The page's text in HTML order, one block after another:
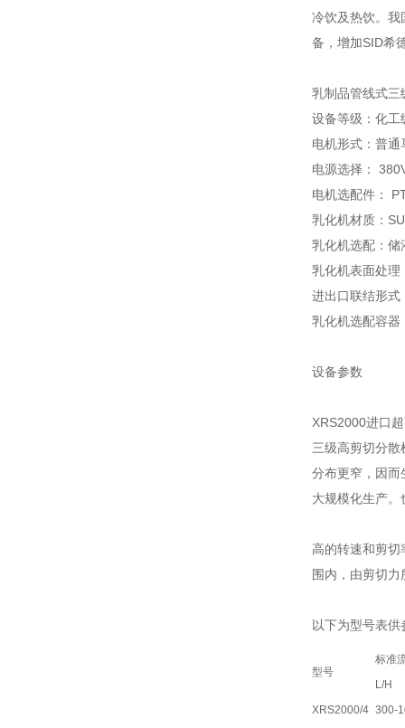
冷饮及热饮。我
备，增加SID希
乳制品管线式三
设备等级：化工
电机形式：普
电源选择：
电机选配件：
乳化机材质：
乳化机选配：储
乳化机表面处理
进出口联结形式
乳化机选配容器
设备参数
XRS2000进口
三级高剪切分
分布更窄，因而
大规模化生产
高的转速和剪切
围内，由剪切
以下为型号表供
型号
标准
L/H
XRS2000/4 300-